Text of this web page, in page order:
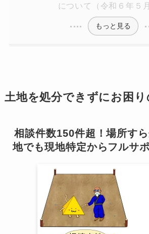
について（令和６年５
もっと見る
土地を処分できずにお困り
相談件数150件超！場所す
地でも現地特定からフルサ